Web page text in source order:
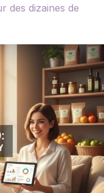
des dizaines de